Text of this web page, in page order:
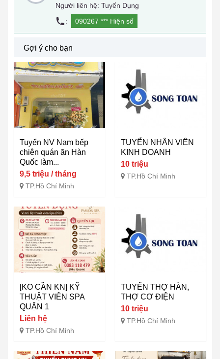
Người liên hệ: Tuyển Dụng
:
090267 *** Hiện số
Gợi ý cho bạn
Tuyển NV Nam bếp
chiên quán ăn Hàn
Quốc làm...
9,5 triệu / tháng
TP.Hồ Chí Minh
TUYỂN NHÂN VIÊN
KINH DOANH
10 triệu
TP.Hồ Chí Minh
[KO CẦN KN] KỸ
THUẬT VIÊN SPA
QUẬN 1
Liên hệ
TP.Hồ Chí Minh
TUYỂN THỢ HÀN,
THỢ CƠ ĐIỆN
10 triệu
TP.Hồ Chí Minh